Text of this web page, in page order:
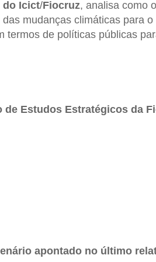
do Icict/Fiocruz, analisa como o
mudanças climáticas para o
termos de políticas públicas
de Estudos Estratégicos da
apontado no último